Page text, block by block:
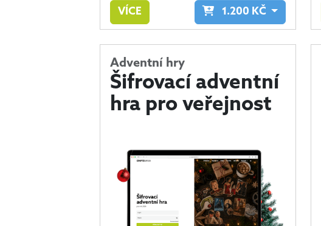
VÍCE 1.200 KČ
Adventní hry
Šifrovací adventní
hra pro veřejnost